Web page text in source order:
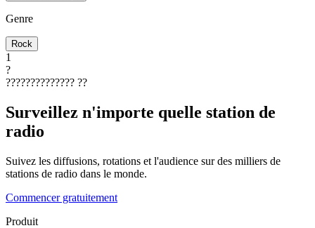
Genre
Rock
1
?
?????????????? ??
Surveillez n'importe quelle station de
radio
Suivez les diffusions, rotations et l'audience sur des milliers de
stations de radio dans le monde.
Commencer gratuitement
Produit